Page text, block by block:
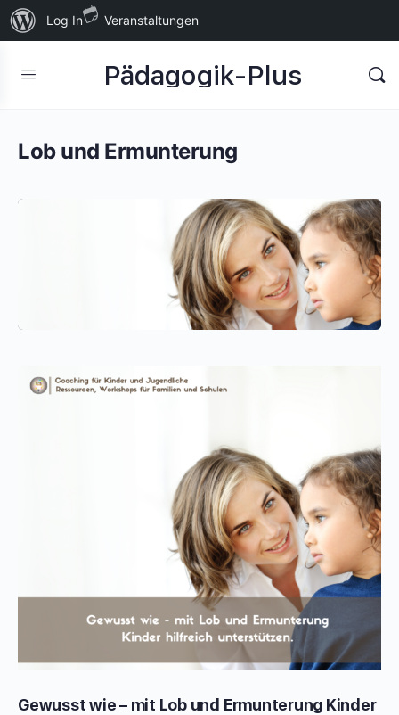
Über
WordPress
Log In Veranstaltungen
Pädagogik-Plus
Lob und Ermunterung
Gewusst wie – mit Lob und Ermunterung Kinder